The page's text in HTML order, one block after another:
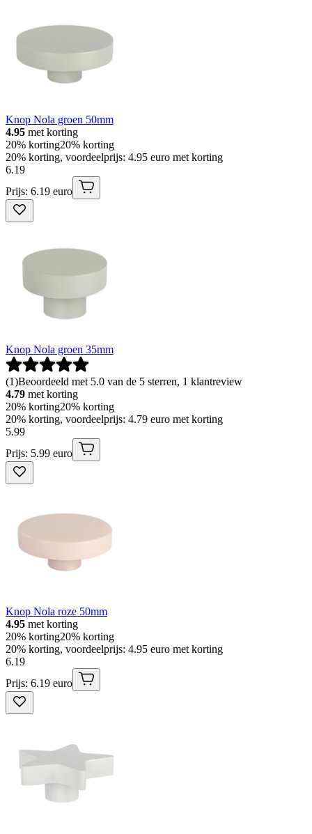
Knop Nola groen 50mm
4.95 met korting
20% korting20% korting
20% korting, voordeelprijs: 4.95 euro met korting
6.19
Prijs: 6.19 euro
Knop Nola groen 35mm
(1)Beoordeeld met 5.0 van de 5 sterren, 1 klantreview
4.79 met korting
20% korting20% korting
20% korting, voordeelprijs: 4.79 euro met korting
5.99
Prijs: 5.99 euro
Knop Nola roze 50mm
4.95 met korting
20% korting20% korting
20% korting, voordeelprijs: 4.95 euro met korting
6.19
Prijs: 6.19 euro